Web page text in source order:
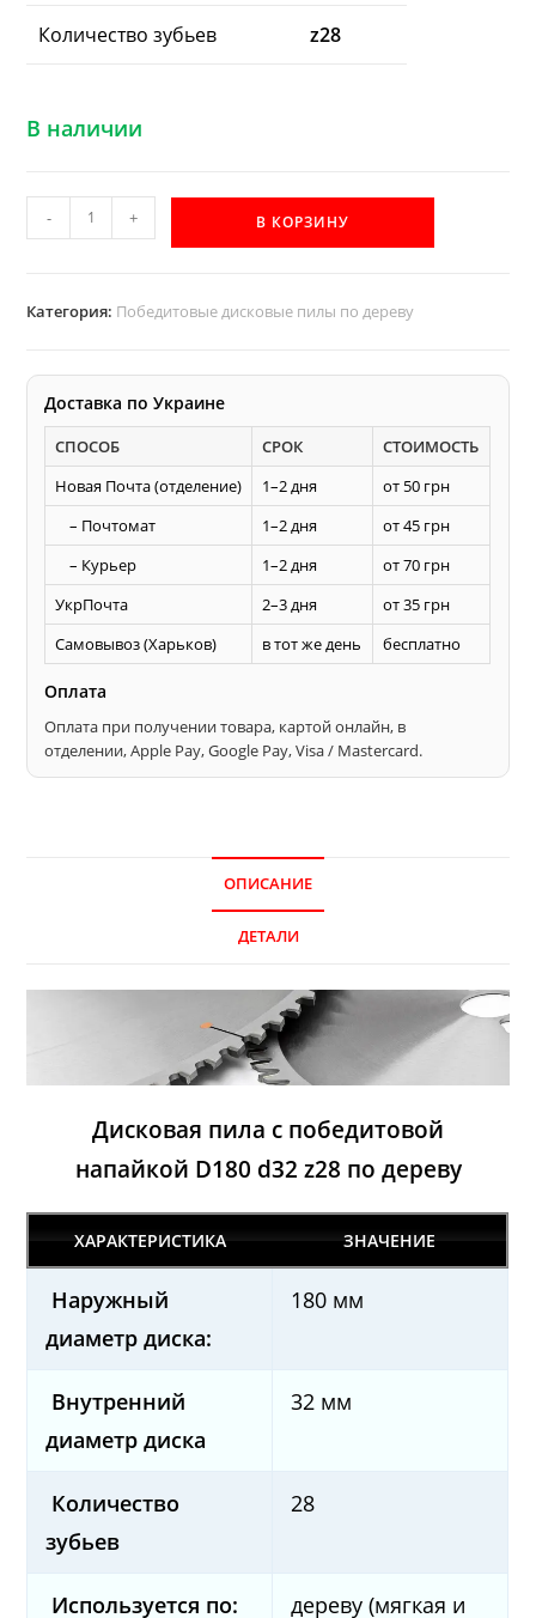
Количество зубьев z28
В наличии
Количество
товара
пила
победитовой
напайкой
по
дереву
- + В КОРЗИНУ
Категория: Победитовые дисковые пилы по дереву
Доставка по Украине
СПОСОБ СРОК
СТОИМОСТЬ
Новая Почта (отделение)
1–2 дня
от 50 грн
– Почтомат
1–2 дня
от 45 грн
– Курьер
1–2 дня
от 70 грн
УкрПочта
2–3 дня
от 35 грн
Самовывоз (Харьков)
в тот же день бесплатно
Оплата
Оплата при получении товара, картой онлайн, в
отделении, Apple Pay, Google Pay, Visa / Mastercard.
ОПИСАНИЕ
ДЕТАЛИ
Дисковая пила с победитовой
напайкой D180 d32 z28 по дереву
ХАРАКТЕРИСТИКА ЗНАЧЕНИЕ
Наружный
диаметр диска:
180 мм
Внутренний
диаметр диска
32 мм
Количество
зубьев
28
Используется по: дереву (мягкая и